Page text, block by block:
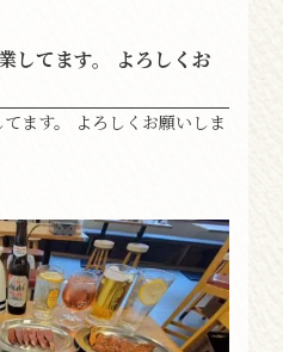
してます。 よろしくお
ます。 よろしくお願いしま